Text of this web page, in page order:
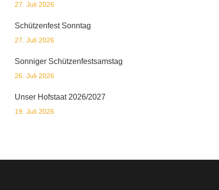
27. Juli 2026
Schützenfest Sonntag
27. Juli 2026
Sonniger Schützenfestsamstag
26. Juli 2026
Unser Hofstaat 2026/2027
19. Juli 2026